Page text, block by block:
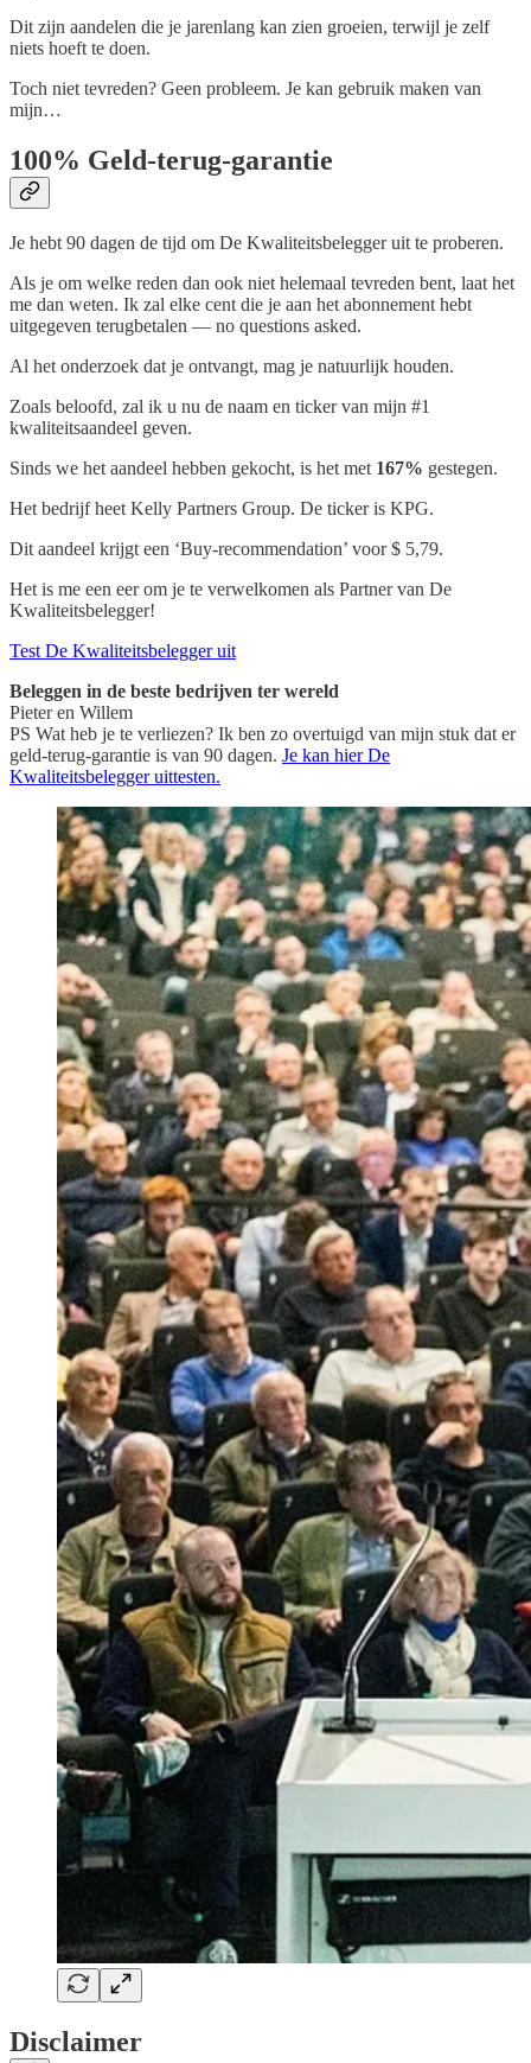
Dit zijn aandelen die je jarenlang kan zien groeien, terwijl je zelf
niets hoeft te doen.
Toch niet tevreden? Geen probleem. Je kan gebruik maken van
mijn…
100% Geld-terug-garantie
Je hebt 90 dagen de tijd om De Kwaliteitsbelegger uit te proberen.
Als je om welke reden dan ook niet helemaal tevreden bent, laat het
me dan weten. Ik zal elke cent die je aan het abonnement hebt
uitgegeven terugbetalen — no questions asked.
Al het onderzoek dat je ontvangt, mag je natuurlijk houden.
Zoals beloofd, zal ik u nu de naam en ticker van mijn #1
kwaliteitsaandeel geven.
Sinds we het aandeel hebben gekocht, is het met 167% gestegen.
Het bedrijf heet Kelly Partners Group. De ticker is KPG.
Dit aandeel krijgt een ‘Buy-recommendation’ voor $ 5,79.
Het is me een eer om je te verwelkomen als Partner van De
Kwaliteitsbelegger!
Test De Kwaliteitsbelegger uit
Beleggen in de beste bedrijven ter wereld
Pieter en Willem
PS Wat heb je te verliezen? Ik ben zo overtuigd van mijn stuk dat er
geld-terug-garantie is van 90 dagen. Je kan hier De
Kwaliteitsbelegger uittesten.
Disclaimer